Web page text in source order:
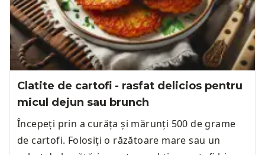
Clatite de cartofi - rasfat delicios pentru
micul dejun sau brunch
Începeți prin a curăța și mărunți 500 de grame
de cartofi. Folosiți o răzătoare mare sau un